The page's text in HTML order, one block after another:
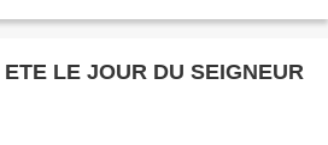
LE JOUR DU SEIGNEUR